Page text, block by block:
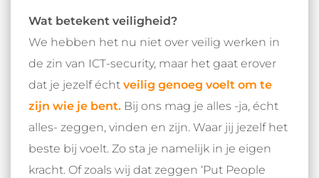
Wat betekent veiligheid?
We hebben het nu niet over veilig werken in
de zin van ICT-security, maar het gaat erover
dat je jezelf écht veilig genoeg voelt om te
zijn wie je bent. Bij ons mag je alles -ja, écht
alles- zeggen, vinden en zijn. Waar jij jezelf het
beste bij voelt. Zo sta je namelijk in je eigen
kracht. Of zoals wij dat zeggen ‘Put People